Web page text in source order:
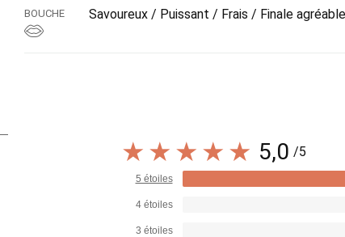
BOUCHE Savoureux / Puissant / Frais / Finale
5,0 /5
5 étoiles
4 étoiles
3 étoiles